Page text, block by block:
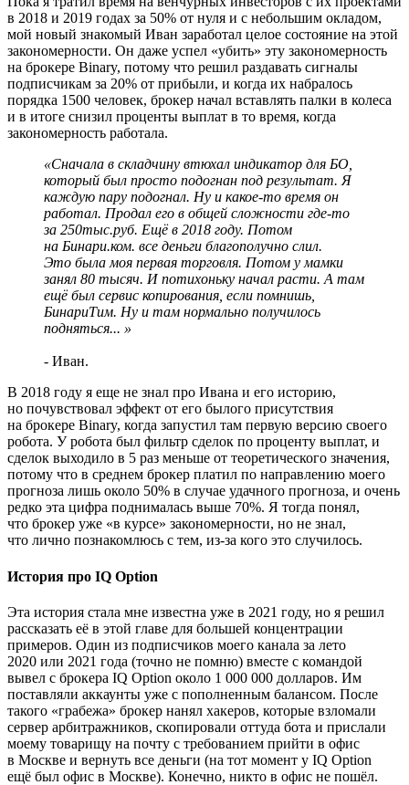
в 2018 и 2019 годах за 50% от нуля и с небольшим окладом,
мой новый знакомый Иван заработал целое состояние на этой
закономерности. Он даже успел «убить» эту закономерность
на брокере Binary, потому что решил раздавать сигналы
подписчикам за 20% от прибыли, и когда их набралось
порядка 1500 человек, брокер начал вставлять палки в колеса
и в итоге снизил проценты выплат в то время, когда
закономерность работала.
«Сначала в складчину втюхал индикатор для БО,
который был просто подогнан под результат. Я
каждую пару подогнал. Ну и какое‑то время он
работал. Продал его в общей сложности где‑то
за 250тыс.руб. Ещё в 2018 году. Потом
на Бинари.ком. все деньги благополучно слил.
Это была моя первая торговля. Потом у мамки
занял 80 тысяч. И потихоньку начал расти. А там
ещё был сервис копирования, если помнишь,
БинариТим. Ну и там нормально получилось
подняться... »
- Иван.
В 2018 году я еще не знал про Ивана и его историю,
но почувствовал эффект от его былого присутствия
на брокере Binary, когда запустил там первую версию своего
робота. У робота был фильтр сделок по проценту выплат, и
сделок выходило в 5 раз меньше от теоретического значения,
потому что в среднем брокер платил по направлению моего
прогноза лишь около 50% в случае удачного прогноза, и очень
редко эта цифра поднималась выше 70%. Я тогда понял,
что брокер уже «в курсе» закономерности, но не знал,
что лично познакомлюсь с тем, из‑за кого это случилось.
История про IQ Option
Эта история стала мне известна уже в 2021 году, но я решил
рассказать её в этой главе для большей концентрации
примеров. Один из подписчиков моего канала за лето
2020 или 2021 года (точно не помню) вместе с командой
вывел с брокера IQ Option около 1 000 000 долларов. Им
поставляли аккаунты уже с пополненным балансом. После
такого «грабежа» брокер нанял хакеров, которые взломали
сервер арбитражников, скопировали оттуда бота и прислали
моему товарищу на почту с требованием прийти в офис
в Москве и вернуть все деньги (на тот момент у IQ Option
ещё был офис в Москве). Конечно, никто в офис не пошёл.